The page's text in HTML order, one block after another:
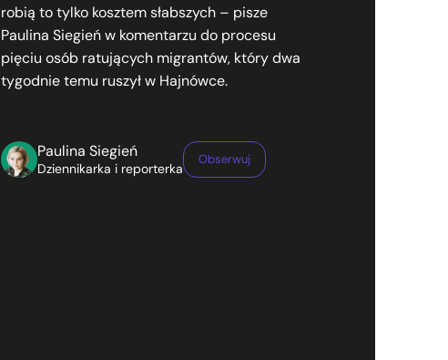
robią to tylko kosztem słabszych – pisze
Paulina Siegień w komentarzu do procesu
pięciu osób ratujących migrantów, który dwa
tygodnie temu ruszył w Hajnówce.
Paulina Siegień
Dziennikarka i reporterka
Obserwuj